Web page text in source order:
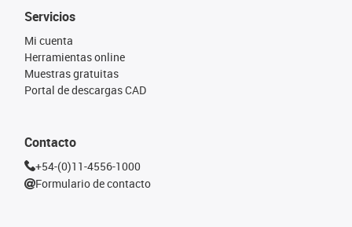
Servicios
Mi cuenta
Herramientas online
Muestras gratuitas
Portal de descargas CAD
Contacto
+54-(0)11-4556-1000
Formulario de contacto